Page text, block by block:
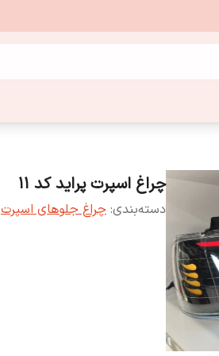
چراغ اسپرت پراید کد 11
دسته‌بندی: چراغ جلوهای اسپرت